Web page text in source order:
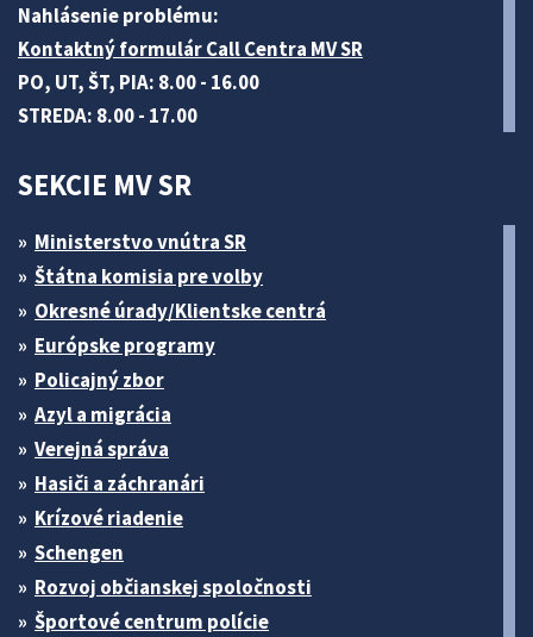
Nahlásenie problému:
Kontaktný formulár Call Centra MV SR
PO, UT, ŠT, PIA: 8.00 - 16.00
STREDA: 8.00 - 17.00
SEKCIE MV SR
Ministerstvo vnútra SR
Štátna komisia pre volby
Okresné úrady/Klientske centrá
Európske programy
Policajný zbor
Azyl a migrácia
Verejná správa
Hasiči a záchranári
Krízové riadenie
Schengen
Rozvoj občianskej spoločnosti
Športové centrum polície